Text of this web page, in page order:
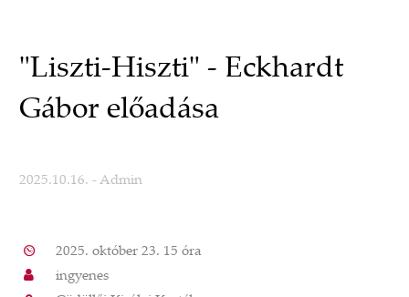
"Liszti-Hiszti" - Eckhardt
Gábor előadása
2025.10.16. - Admin
2025. október 23. 15 óra
ingyenes